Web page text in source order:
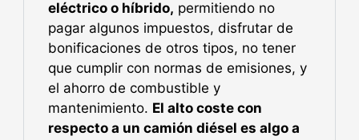
eléctrico o híbrido, permitiendo no
pagar algunos impuestos, disfrutar de
bonificaciones de otros tipos, no tener
que cumplir con normas de emisiones, y
el ahorro de combustible y
mantenimiento. El alto coste con
respecto a un camión diésel es algo a